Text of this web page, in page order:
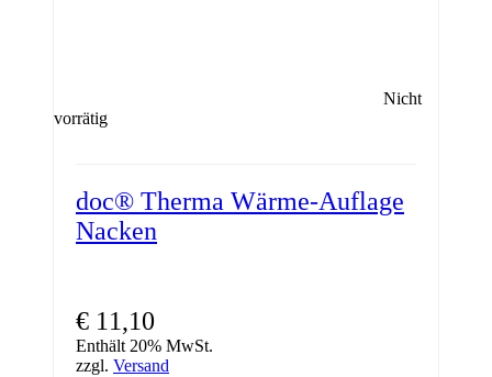
Nicht
vorrätig
doc® Therma Wärme-Auflage
Nacken
€ 11,10
Enthält 20% MwSt.
zzgl. Versand